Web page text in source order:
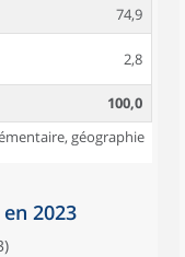
74,9
2,8
100,0
géographie
2023